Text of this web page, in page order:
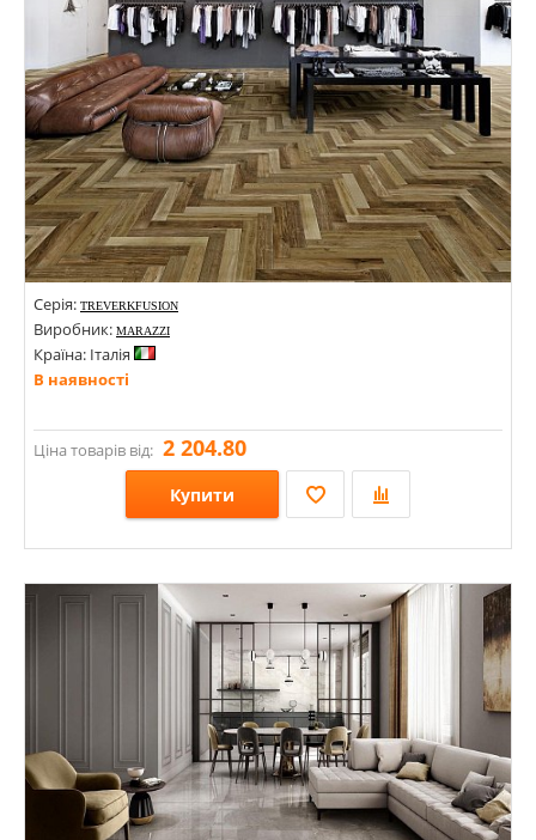
Серія: TREVERKFUSION
Виробник: MARAZZI
Країна: Італія
В наявності
Ціна товарів від: 2 204.80
Купити
Розміри: 100х700;
Стилі: Під дерево;